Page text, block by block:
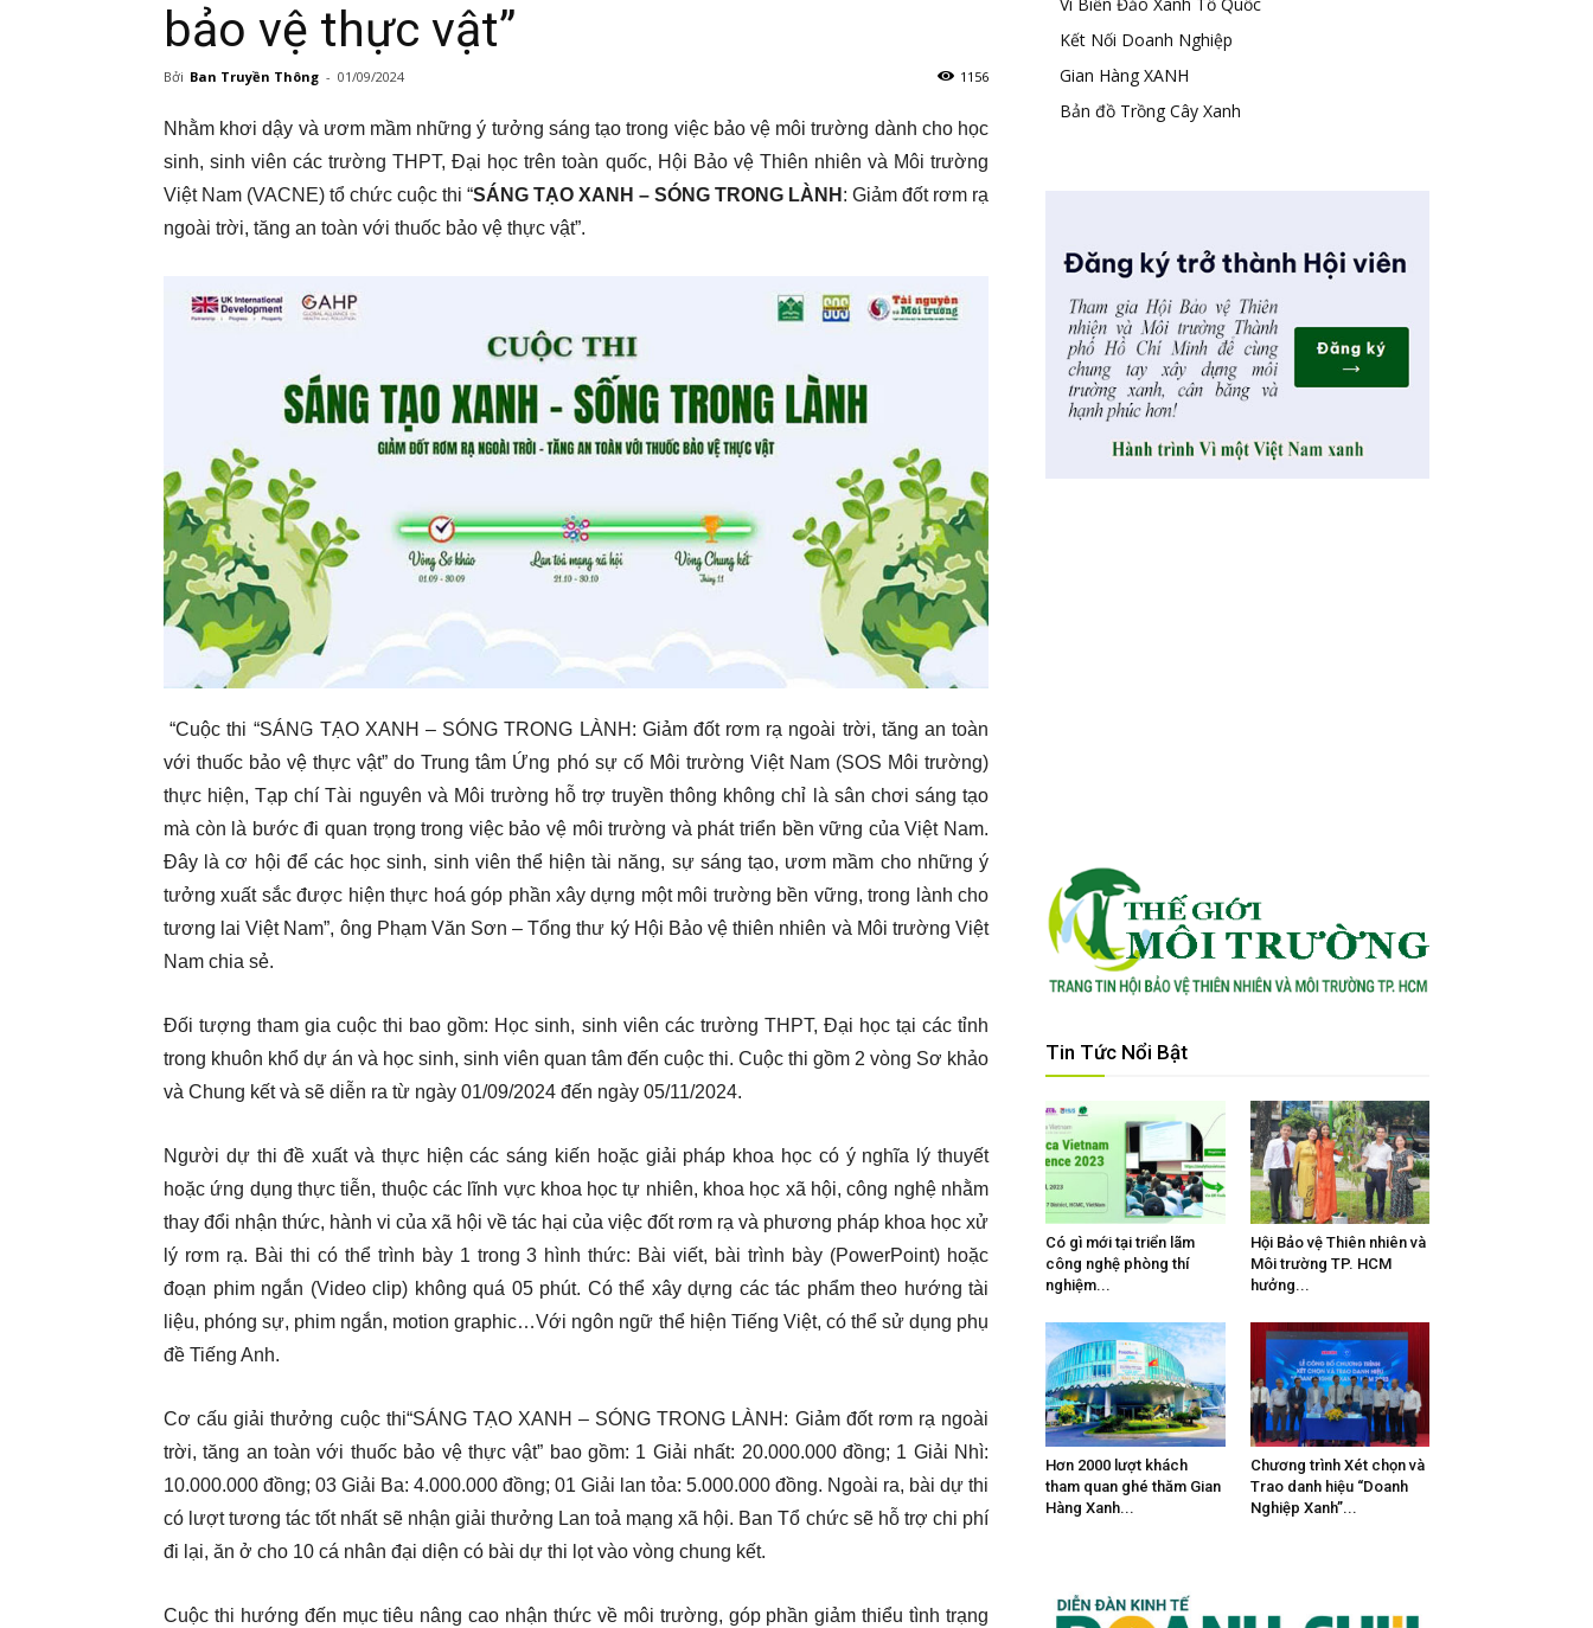
bảo vệ thực vật”
Bởi Ban Truyền Thông - 01/09/2024 1156
Nhằm khơi dậy và ươm mầm những ý tưởng sáng tạo trong việc bảo vệ môi trường dành cho học
sinh, sinh viên các trường THPT, Đại học trên toàn quốc, Hội Bảo vệ Thiên nhiên và Môi trường
Việt Nam (VACNE) tổ chức cuộc thi “SÁNG TẠO XANH – SÓNG TRONG LÀNH : Giảm đốt rơm rạ
ngoài trời, tăng an toàn với thuốc bảo vệ thực vật”.
“Cuộc thi “SÁNG TẠO XANH – SÓNG TRONG LÀNH: Giảm đốt rơm rạ ngoài trời, tăng an toàn
với thuốc bảo vệ thực vật” do Trung tâm Ứng phó sự cố Môi trường Việt Nam (SOS Môi trường)
thực hiện, Tạp chí Tài nguyên và Môi trường hỗ trợ truyền thông không chỉ là sân chơi sáng tạo
mà còn là bước đi quan trọng trong việc bảo vệ môi trường và phát triển bền vững của Việt Nam.
Đây là cơ hội để các học sinh, sinh viên thể hiện tài năng, sự sáng tạo, ươm mầm cho những ý
tưởng xuất sắc được hiện thực hoá góp phần xây dựng một môi trường bền vững, trong lành cho
tương lai Việt Nam”, ông Phạm Văn Sơn – Tổng thư ký Hội Bảo vệ thiên nhiên và Môi trường Việt
Nam chia sẻ.
Đối tượng tham gia cuộc thi bao gồm: Học sinh, sinh viên các trường THPT, Đại học tại các tỉnh
trong khuôn khổ dự án và học sinh, sinh viên quan tâm đến cuộc thi. Cuộc thi gồm 2 vòng Sơ khảo
và Chung kết và sẽ diễn ra từ ngày 01/09/2024 đến ngày 05/11/2024.
Người dự thi đề xuất và thực hiện các sáng kiến hoặc giải pháp khoa học có ý nghĩa lý thuyết
hoặc ứng dụng thực tiễn, thuộc các lĩnh vực khoa học tự nhiên, khoa học xã hội, công nghệ nhằm
thay đổi nhận thức, hành vi của xã hội về tác hại của việc đốt rơm rạ và phương pháp khoa học xử
lý rơm rạ. Bài thi có thể trình bày 1 trong 3 hình thức: Bài viết, bài trình bày (PowerPoint) hoặc
đoạn phim ngắn (Video clip) không quá 05 phút. Có thể xây dựng các tác phẩm theo hướng tài
liệu, phóng sự, phim ngắn, motion graphic…Với ngôn ngữ thể hiện Tiếng Việt, có thể sử dụng phụ
đề Tiếng Anh.
Cơ cấu giải thưởng cuộc thi“SÁNG TẠO XANH – SÓNG TRONG LÀNH: Giảm đốt rơm rạ ngoài
trời, tăng an toàn với thuốc bảo vệ thực vật” bao gồm: 1 Giải nhất: 20.000.000 đồng; 1 Giải Nhì:
10.000.000 đồng; 03 Giải Ba: 4.000.000 đồng; 01 Giải lan tỏa: 5.000.000 đồng. Ngoài ra, bài dự thi
có lượt tương tác tốt nhất sẽ nhận giải thưởng Lan toả mạng xã hội. Ban Tổ chức sẽ hỗ trợ chi phí
đi lại, ăn ở cho 10 cá nhân đại diện có bài dự thi lọt vào vòng chung kết.
Cuộc thi hướng đến mục tiêu nâng cao nhận thức về môi trường, góp phần giảm thiểu tình trạng
Vì Biển Đảo Xanh Tổ Quốc
Kết Nối Doanh Nghiệp
Gian Hàng XANH
Bản đồ Trồng Cây Xanh
Tin Tức Nổi Bật
Có gì mới tại triển lãm
công nghệ phòng thí
nghiệm...
Hội Bảo vệ Thiên nhiên và
Môi trường TP. HCM
hưởng...
Hơn 2000 lượt khách
tham quan ghé thăm Gian
Hàng Xanh...
Chương trình Xét chọn và
Trao danh hiệu “Doanh
Nghiệp Xanh”...